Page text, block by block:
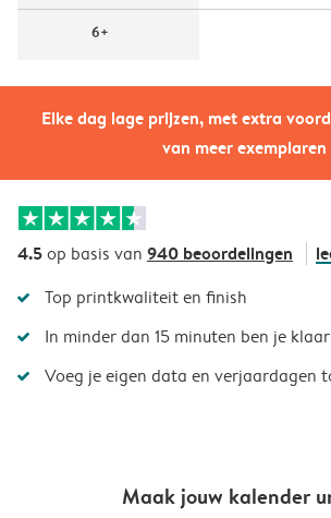
Elke dag lage prijzen, met extra
van meer exemplaren
6+
4.5op basis van 940 beoordelingen
Top printkwaliteit en finish
In minder dan 15 minuten ben je klaar
Voeg je eigen data en verjaardagen
Maak jouw kalender